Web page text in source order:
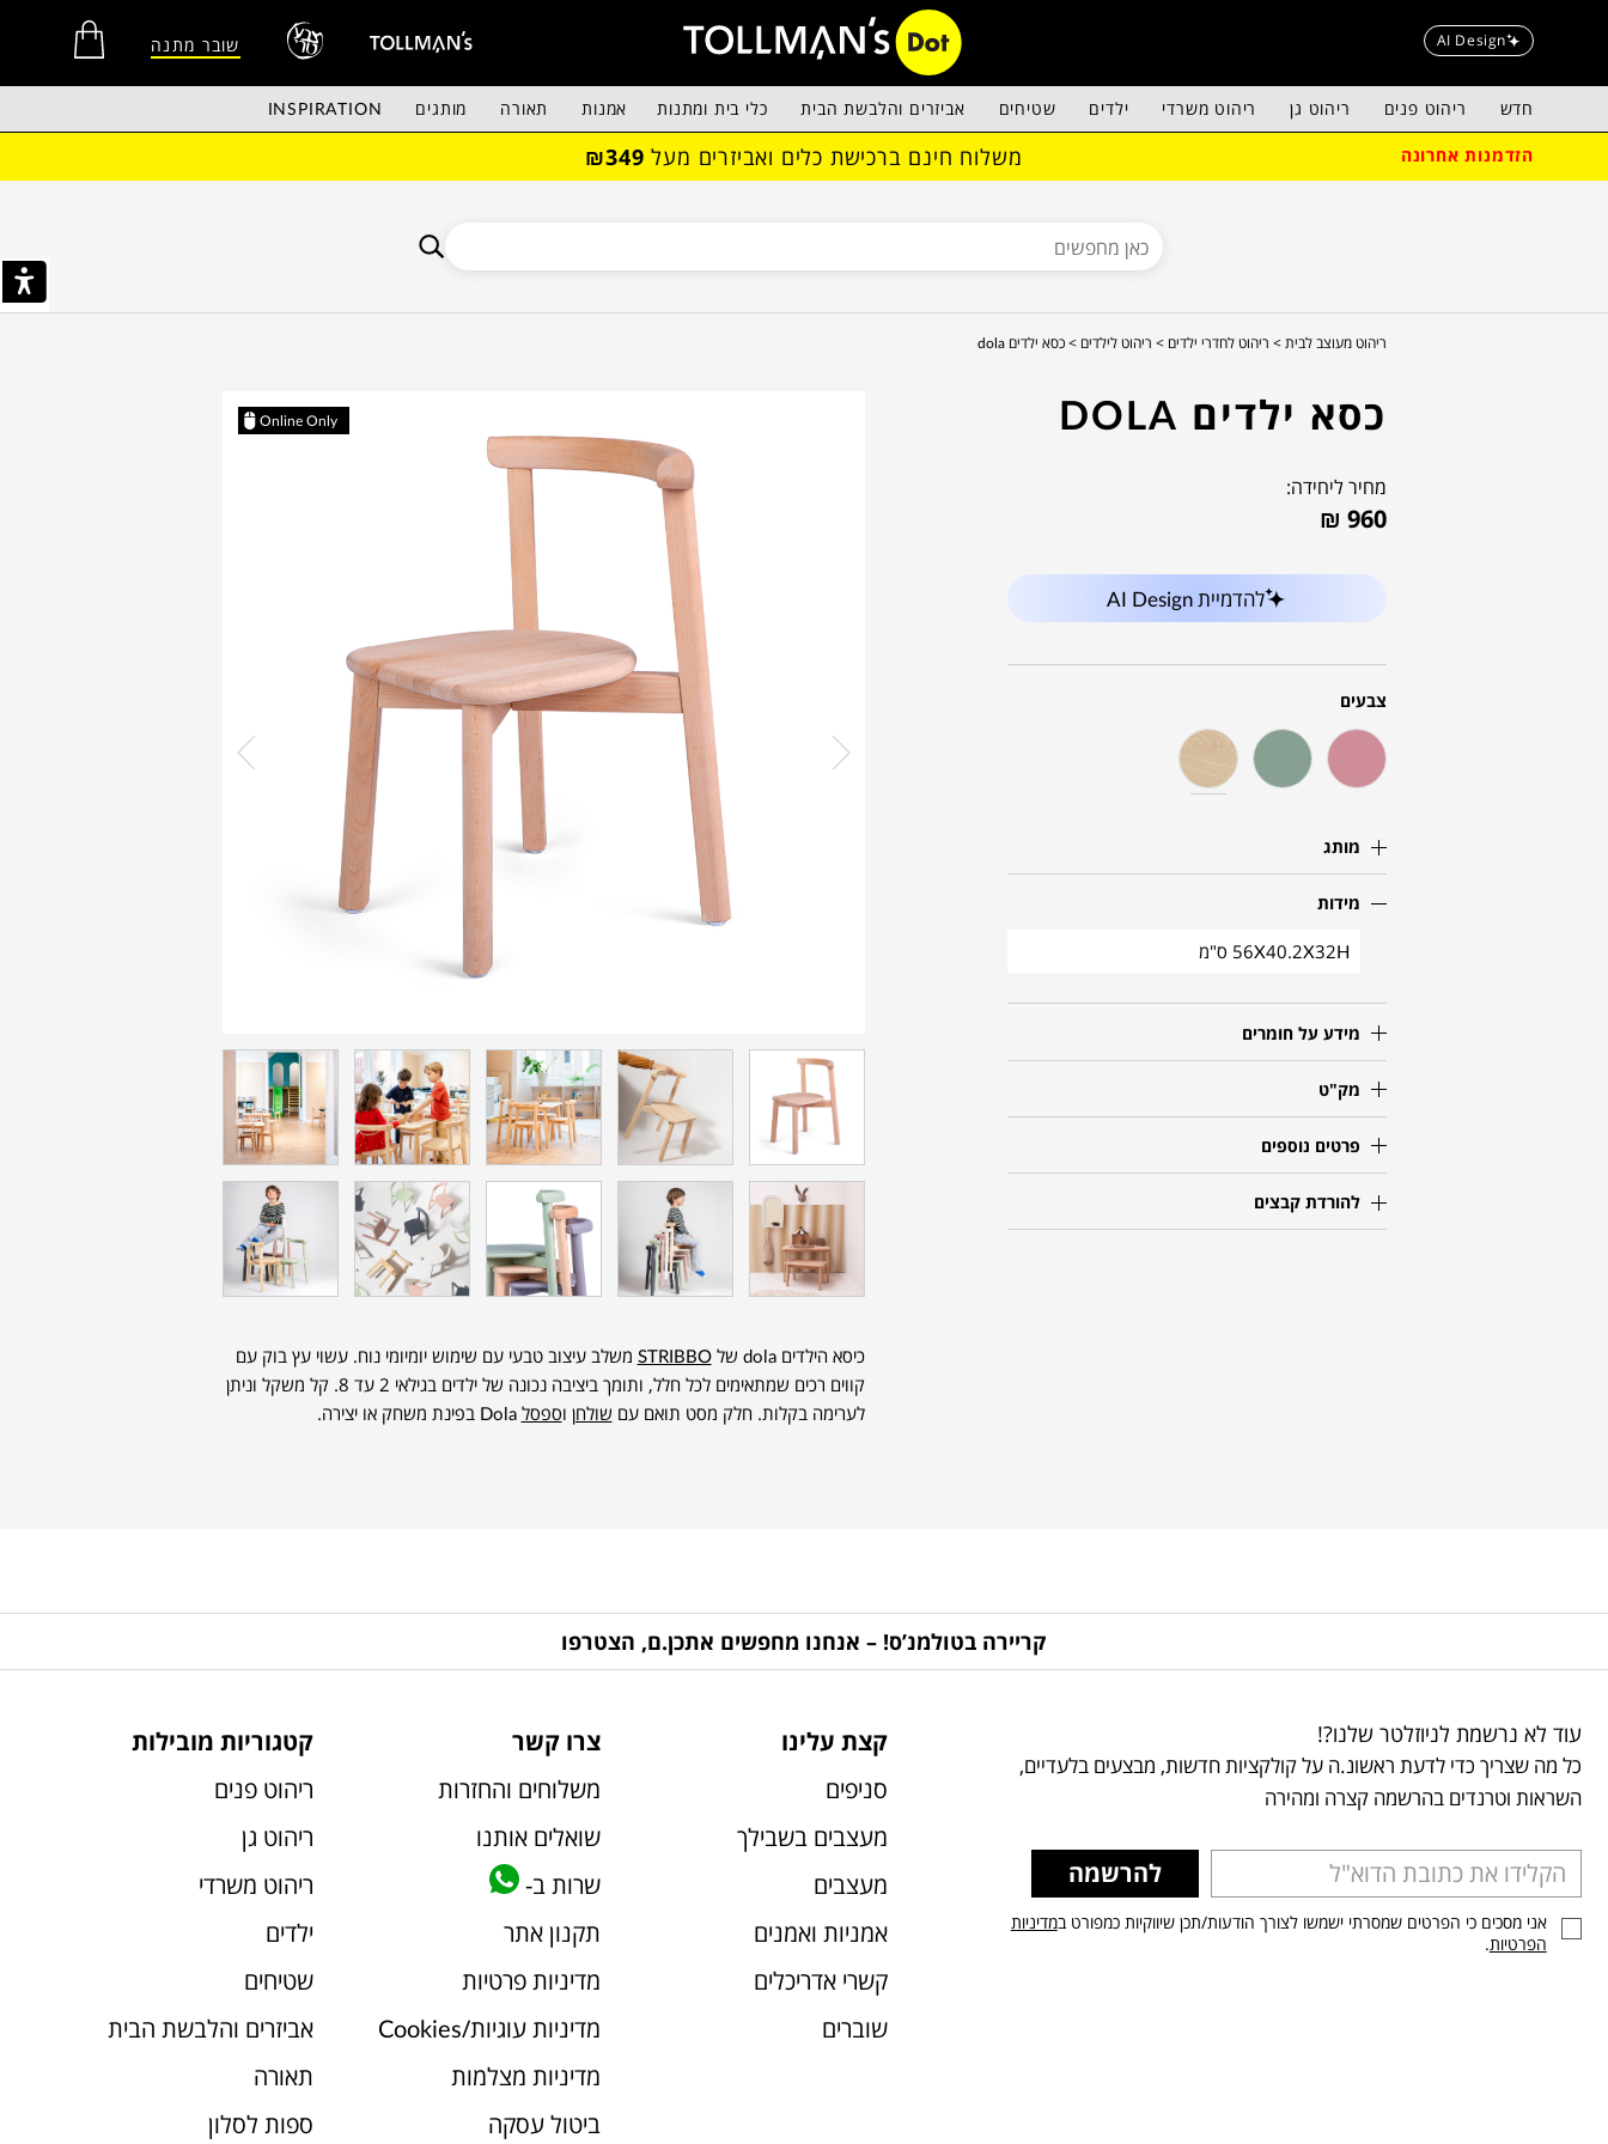
AI Design שובר מתנה
חדש ריהוט פנים ריהוט גן ריהוט משרדי ילדים שטיחים אביזרים והלבשת הבית כלי בית ומתנות אמנות תאורה מותגים INSPIRATION
הזדמנות אחרונה משלוח חינם ברכישת כלים ואביזרים מעל ₪349
ריהוט מעוצב לבית > ריהוט לחדרי ילדים > ריהוט לילדים > כסא ילדים dola
כסא ילדים DOLA
מחיר ליחידה:
₪ 960
להדמיית AI Design
צבעים
מותג
מידות
56X40.2X32H ס"מ
מידע על חומרים
מק"ט
פרטים נוספים
להורדת קבצים
Online Only
כיסא הילדים dola של STRIBBO משלב עיצוב טבעי עם שימוש יומיומי נוח. עשוי עץ בוק עם
קווים רכים שמתאימים לכל חלל, ותומך ביציבה נכונה של ילדים בגילאי 2 עד 8. קל משקל וניתן
לערימה בקלות. חלק מסט תואם עם שולחן וספסל Dola בפינת משחק או יצירה.
קריירה בטולמנ’ס! – אנחנו מחפשים אתכן.ם, הצטרפו
עוד לא נרשמת לניוזלטר שלנו?!
כל מה שצריך כדי לדעת ראשונ.ה על קולקציות חדשות, מבצעים בלעדיים,
השראות וטרנדים בהרשמה קצרה ומהירה
להרשמה
אני מסכים כי הפרטים שמסרתי ישמשו לצורך הודעות/תכן שיווקיות כמפורט במדיניות
הפרטיות.
קצת עלינו
סניפים
מעצבים בשבילך
מעצבים
אמניות ואמנים
קשרי אדריכלים
שוברים
צרו קשר
משלוחים והחזרות
שואלים אותנו
שרות ב-
תקנון אתר
מדיניות פרטיות
מדיניות עוגיות/Cookies
מדיניות מצלמות
ביטול עסקה
קטגוריות מובילות
ריהוט פנים
ריהוט גן
ריהוט משרדי
ילדים
שטיחים
אביזרים והלבשת הבית
תאורה
ספות לסלון